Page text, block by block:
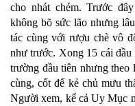
cho nhát chém. Trước
không bõ sức lão nhưng
tác cùng với rượu chè vô
như trước. Xong 15 cái đầu
trường đầu tiên nhưng theo
cùng, cốt để kẻ chủ mưu
Người xem, kể cả Uy Mục